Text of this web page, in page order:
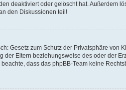
deaktiviert oder gelöscht hat.
den Diskussionen teil!
Gesetz zum Schutz der Privatsphäre
Eltern beziehungsweise des oder der
dass das phpBB-Team keine